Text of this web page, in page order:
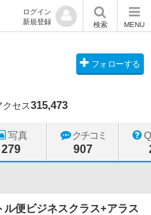
ログイン
新規登録
検索 MENU
フォローする
クセス315,473
写真
279
クチコミ
907
便ビジネスクラス+アラス